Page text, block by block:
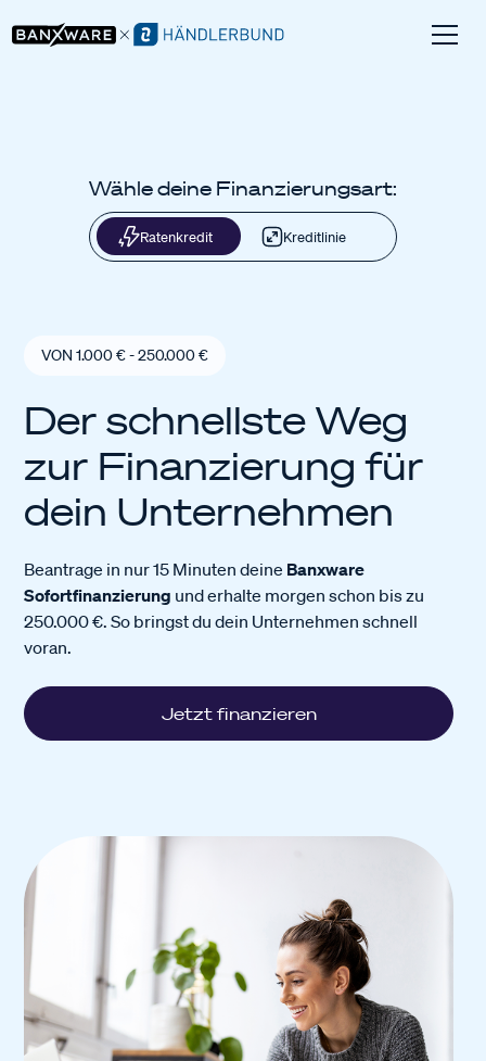
Wähle deine Finanzierungsart:
Ratenkredit Kreditlinie
VON 1.000 € - 250.000 €
Der schnellste Weg
zur Finanzierung für
dein Unternehmen
Beantrage in nur 15 Minuten deine Banxware
Sofortfinanzierung und erhalte morgen schon bis zu
250.000 €. So bringst du dein Unternehmen schnell
voran.
Jetzt finanzieren